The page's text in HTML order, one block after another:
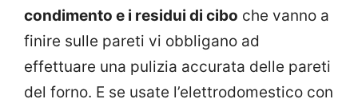
condimento e i residui di cibo che vanno a
finire sulle pareti vi obbligano ad
effettuare una pulizia accurata delle pareti
del forno. E se usate l’elettrodomestico con